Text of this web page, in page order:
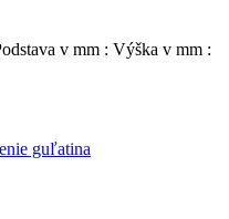
v mm : Výška v mm :